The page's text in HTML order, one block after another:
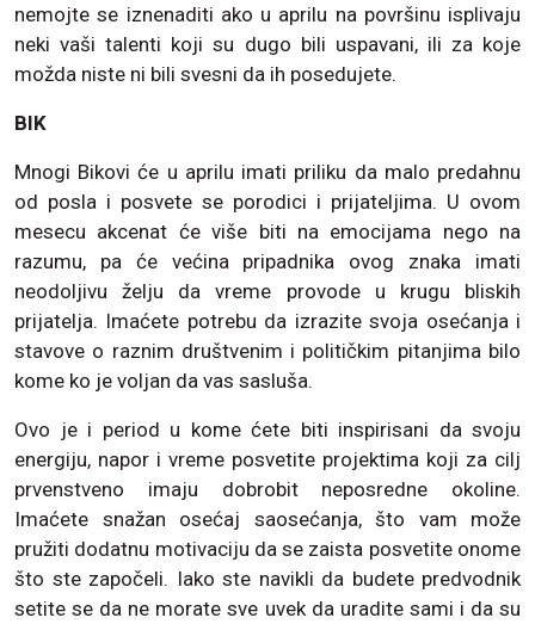
nemojte se iznenaditi ako u aprilu na površinu isplivaju
neki vaši talenti koji su dugo bili uspavani, ili za koje
možda niste ni bili svesni da ih posedujete.
BIK
Mnogi Bikovi će u aprilu imati priliku da malo predahnu
od posla i posvete se porodici i prijateljima. U ovom
mesecu akcenat će više biti na emocijama nego na
razumu, pa će većina pripadnika ovog znaka imati
neodoljivu želju da vreme provode u krugu bliskih
prijatelja. Imaćete potrebu da izrazite svoja osećanja i
stavove o raznim društvenim i političkim pitanjima bilo
kome ko je voljan da vas sasluša.
Ovo je i period u kome ćete biti inspirisani da svoju
energiju, napor i vreme posvetite projektima koji za cilj
prvenstveno imaju dobrobit neposredne okoline.
Imaćete snažan osećaj saosećanja, što vam može
pružiti dodatnu motivaciju da se zaista posvetite onome
što ste započeli. Iako ste navikli da budete predvodnik
setite se da ne morate sve uvek da uradite sami i da su